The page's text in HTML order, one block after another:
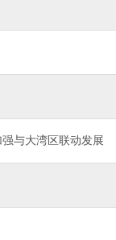
与大湾区联动发展